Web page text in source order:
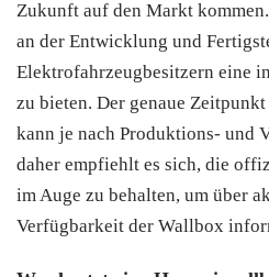
Zukunft auf den Markt
an der Entwicklung und
Elektrofahrzeugbesitzern eine
zu bieten. Der genaue
kann je nach Produktions- und
daher empfiehlt es sich, die
im Auge zu behalten, um über
Verfügbarkeit der Wallbox